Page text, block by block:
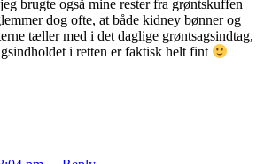
brugte også mine rester fra grøntskuffen
dog ofte, at både kidney bønner og
tæller med i det daglige grøntsagsindtag,
i retten er faktisk helt fint